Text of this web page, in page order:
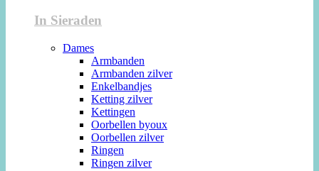
In Sieraden
Dames
Armbanden
Armbanden zilver
Enkelbandjes
Ketting zilver
Kettingen
Oorbellen byoux
Oorbellen zilver
Ringen
Ringen zilver